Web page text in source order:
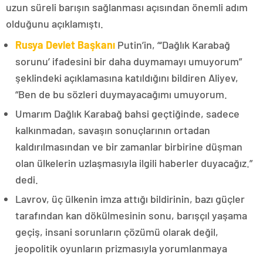
uzun süreli barışın sağlanması açısından önemli adım
olduğunu açıklamıştı.
Rusya Devlet Başkanı Putin’in, “‘Dağlık Karabağ
sorunu’ ifadesini bir daha duymamayı umuyorum”
şeklindeki açıklamasına katıldığını bildiren Aliyev,
“Ben de bu sözleri duymayacağımı umuyorum.
Umarım Dağlık Karabağ bahsi geçtiğinde, sadece
kalkınmadan, savaşın sonuçlarının ortadan
kaldırılmasından ve bir zamanlar birbirine düşman
olan ülkelerin uzlaşmasıyla ilgili haberler duyacağız.”
dedi.
Lavrov, üç ülkenin imza attığı bildirinin, bazı güçler
tarafından kan dökülmesinin sonu, barışçıl yaşama
geçiş, insani sorunların çözümü olarak değil,
jeopolitik oyunların prizmasıyla yorumlanmaya